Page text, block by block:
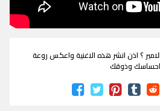
؟ اذن انشر هذه الاغنية واعكس روعة
احساسك وذوقك